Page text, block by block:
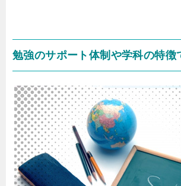
勉強のサポート体制や学科の特徴